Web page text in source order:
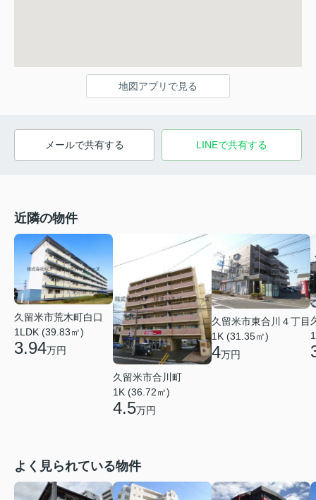
地図アプリで見る
メールで共有する LINEで共有する
近隣の物件
久留米市荒木町白口
1LDK (39.83㎡)
3.94万円
久留米市合川町
1K (36.72㎡)
4.5万円
久留米市東合川４丁目
1K (31.35㎡)
4万円
よく見られている物件